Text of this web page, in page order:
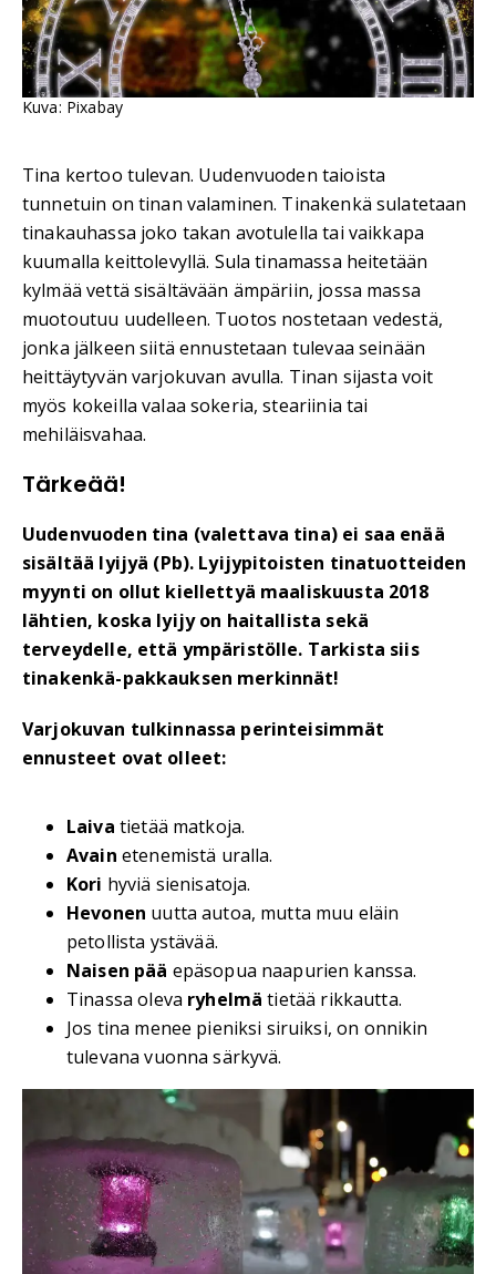
Kuva: Pixabay
Tina kertoo tulevan. Uudenvuoden taioista
tunnetuin on tinan valaminen. Tinakenkä sulatetaan
tinakauhassa joko takan avotulella tai vaikkapa
kuumalla keittolevyllä. Sula tinamassa heitetään
kylmää vettä sisältävään ämpäriin, jossa massa
muotoutuu uudelleen. Tuotos nostetaan vedestä,
jonka jälkeen siitä ennustetaan tulevaa seinään
heittäytyvän varjokuvan avulla. Tinan sijasta voit
myös kokeilla valaa sokeria, steariinia tai
mehiläisvahaa.
Tärkeää!
Uudenvuoden tina (valettava tina) ei saa enää
sisältää lyijyä (Pb). Lyijypitoisten tinatuotteiden
myynti on ollut kiellettyä maaliskuusta 2018
lähtien, koska lyijy on haitallista sekä
terveydelle, että ympäristölle. Tarkista siis
tinakenkä-pakkauksen merkinnät!
Varjokuvan tulkinnassa perinteisimmät
ennusteet ovat olleet:
Laiva tietää matkoja.
Avain etenemistä uralla.
Kori hyviä sienisatoja.
Hevonen uutta autoa, mutta muu eläin
petollista ystävää.
Naisen pää epäsopua naapurien kanssa.
Tinassa oleva ryhelmä tietää rikkautta.
Jos tina menee pieniksi siruiksi, on onnikin
tulevana vuonna särkyvä.